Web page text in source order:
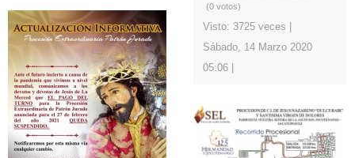
(0 votos)
Visto: 3725 veces
Sábado, 14 Marzo 2020
05:06